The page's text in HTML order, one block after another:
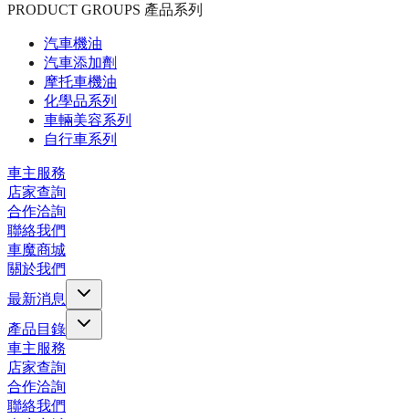
PRODUCT GROUPS 產品系列
汽車機油
汽車添加劑
摩托車機油
化學品系列
車輛美容系列
自行車系列
車主服務
店家查詢
合作洽詢
聯絡我們
車魔商城
關於我們
最新消息
產品目錄
車主服務
店家查詢
合作洽詢
聯絡我們